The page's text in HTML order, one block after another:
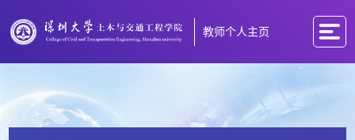
教师个人主页